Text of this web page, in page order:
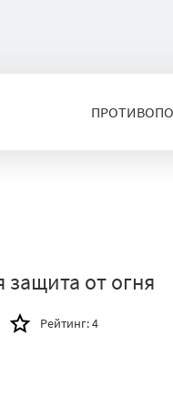
от огня
Рейтинг:4